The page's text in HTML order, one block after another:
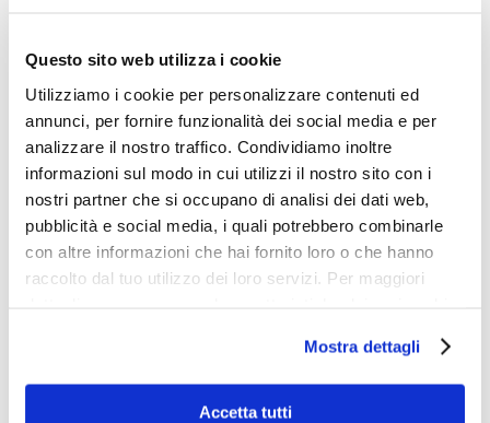
Questo sito web utilizza i cookie
Utilizziamo i cookie per personalizzare contenuti ed
annunci, per fornire funzionalità dei social media e per
analizzare il nostro traffico. Condividiamo inoltre
informazioni sul modo in cui utilizzi il nostro sito con i
nostri partner che si occupano di analisi dei dati web,
pubblicità e social media, i quali potrebbero combinarle
con altre informazioni che hai fornito loro o che hanno
raccolto dal tuo utilizzo dei loro servizi. Per maggiori
Mostra dettagli
Accetta tutti
anche la concorrenza e le risorse che
l’azienda ha a disposizione, mostrando la
parte del mercato che può effettivamente
attrarre.
Questi parametri sono essenziali per trovare la
location perfetta per la propria attività senza
rischiare di investire nella zona sbagliata.
Case study: espandere il
proprio business grazie al
geomarketing